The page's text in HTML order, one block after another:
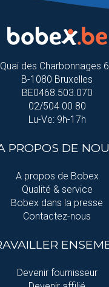
Quai des Charbonnages
B-1080 Bruxelles
BE0468.503.070
02/504 00 80
Lu-Ve: 9h-17h
PROPOS DE
A propos de Bobex
Qualité & service
Bobex dans la presse
Contactez-nous
Devenir fournisseur